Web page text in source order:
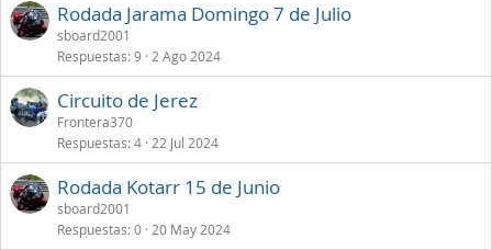
Rodada Jarama Domingo 7 de Julio
sboard2001
Respuestas 9 2 Ago 2024
Circuito de Jerez
Frontera370
Respuestas 4 22 Jul 2024
Rodada Kotarr 15 de Junio
sboard2001
Respuestas 0 20 May 2024